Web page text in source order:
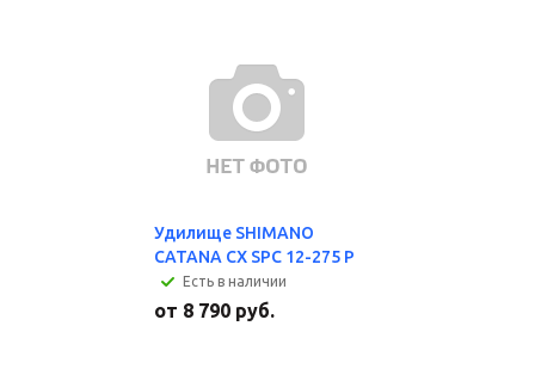
Удилище SHIMANO
CATANA CX SPC 12-275 P
Есть в наличии
от 8 790 руб.